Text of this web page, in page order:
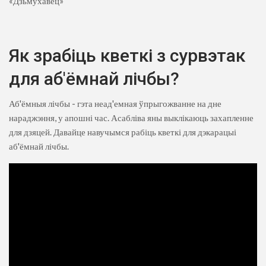
Як зрабіць кветкі з сурвэтак
для аб'ёмнай лічбы?
Аб'ёмныя лічбы - гэта неад'емная ўпрыгожванне на дне
нараджэння, у апошні час. Асабліва яны выклікаюць захапленне
для дзяцей. Давайце навучымся рабіць кветкі для дэкарацыі
аб'ёмнай лічбы.